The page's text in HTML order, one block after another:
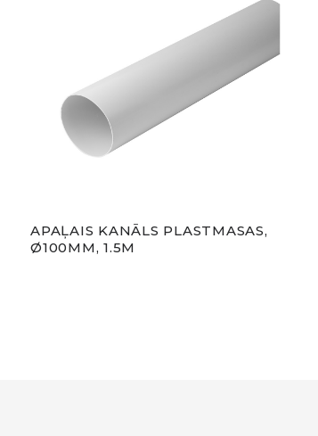
APAĻAIS KANĀLS PLASTMASAS,
Ø100MM, 1.5M